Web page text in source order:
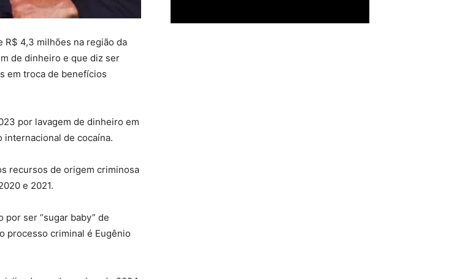
R$ 4,3 milhões na região da
de dinheiro e que diz ser
em troca de benefícios
por lavagem de dinheiro em
internacional de cocaína.
recursos de origem criminosa
e 2021.
ser “sugar baby” de
processo criminal é Eugênio